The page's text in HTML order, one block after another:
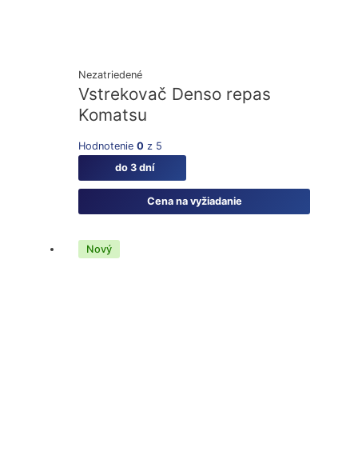
Nezatriedené
Vstrekovač Denso repas
Komatsu
Hodnotenie0 z 5
do 3 dní
Cena na vyžiadanie
Nový